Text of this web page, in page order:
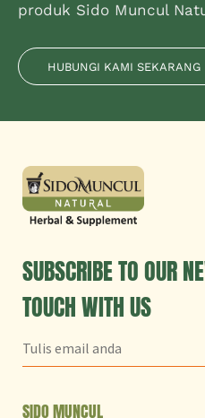
produk Sido Muncul
HUBUNGI KAMI SEKARANG
SUBSCRIBE TO OUR
TOUCH WITH US
SIDO MUNCUL